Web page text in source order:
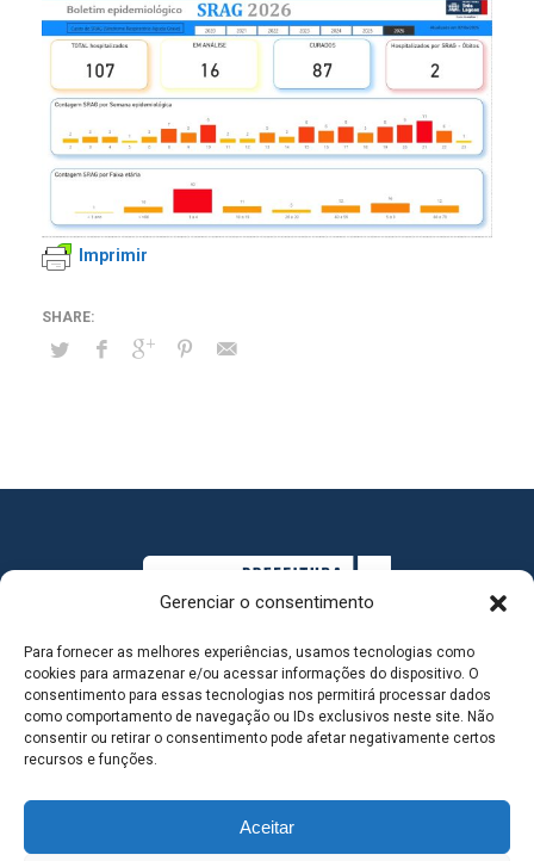
Gerenciar o consentimento
Para fornecer as melhores experiências, usamos tecnologias como
cookies para armazenar e/ou acessar informações do dispositivo. O
consentimento para essas tecnologias nos permitirá processar dados
como comportamento de navegação ou IDs exclusivos neste site. Não
consentir ou retirar o consentimento pode afetar negativamente certos
recursos e funções.
Aceitar
Imprimir
MAPA DO SITE